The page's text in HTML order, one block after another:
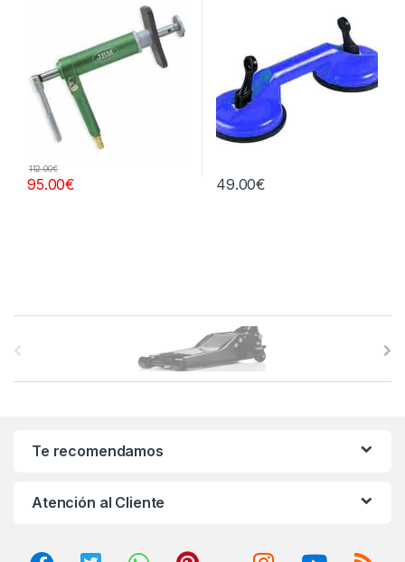
95.00€
112.00€
49.00€
Te recomendamos
Atención al Cliente